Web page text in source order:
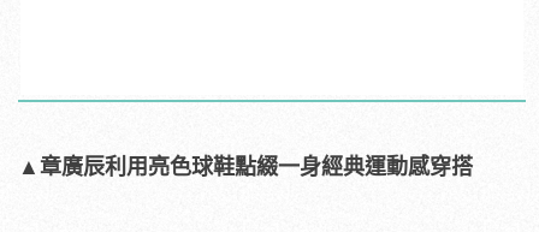
▲章廣辰利用亮色球鞋點綴一身經典運動感穿搭